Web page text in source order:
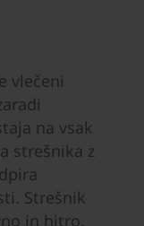
vlečeni
na vsak
strešnika z
Strešnik
in hitro.